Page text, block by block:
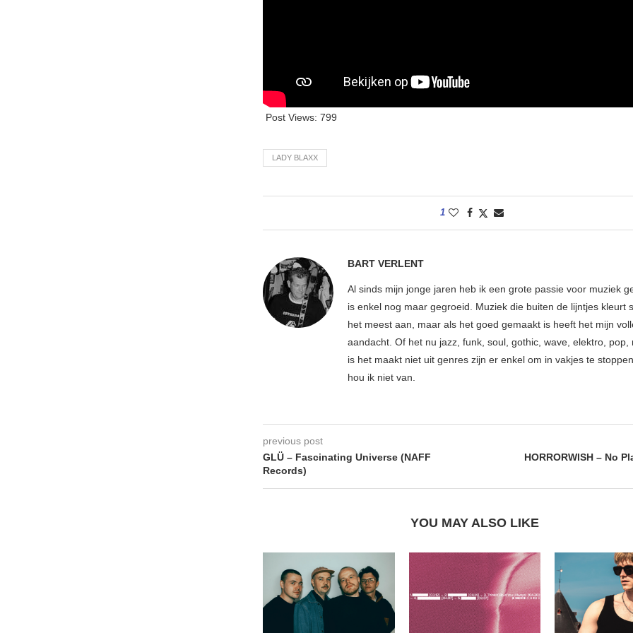
Post Views: 799
LADY BLAXX
1
BART VERLENT
Al sinds mijn jonge jaren heb ik een grote passie voor muziek
is enkel nog maar gegroeid. Muziek die buiten de lijntjes kleurt
het meest aan, maar als het goed gemaakt is heeft het mijn
aandacht. Of het nu jazz, funk, soul, gothic, wave, elektro, pop,
is het maakt niet uit genres zijn er enkel om in vakjes te
hou ik niet van.
previous post
GLÜ – Fascinating Universe (NAFF
Records)
HORRORWISH – No
YOU MAY ALSO LIKE